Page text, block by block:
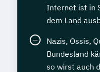
Internet ist in
dem Land
Nazis, Ossis,
Bundesland
so wirst auch